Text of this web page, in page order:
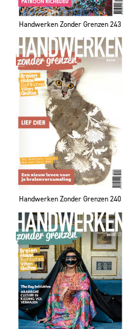
Handwerken Zonder Grenzen 243
Handwerken Zonder Grenzen 240